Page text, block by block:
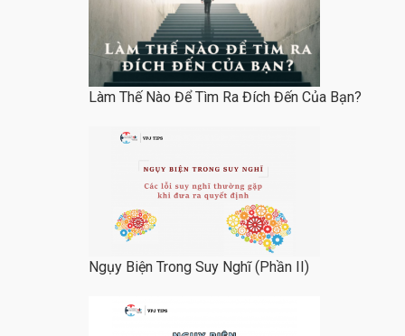
Làm Thế Nào Để Tìm Ra Đích Đến Của Bạn?
Ngụy Biện Trong Suy Nghĩ (Phần II)